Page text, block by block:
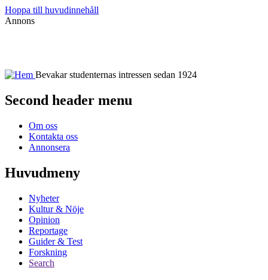
Hoppa till huvudinnehåll
Annons
Bevakar studenternas intressen sedan 1924
Second header menu
Om oss
Kontakta oss
Annonsera
Huvudmeny
Nyheter
Kultur & Nöje
Opinion
Reportage
Guider & Test
Forskning
Search